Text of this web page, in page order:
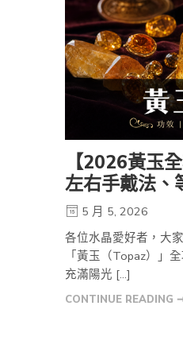
【2026黃玉
左右手戴法、
5 月 5, 2026
各位水晶愛好者，大
「黃玉（Topaz）」
充滿陽光 […]
CONTINUE READING